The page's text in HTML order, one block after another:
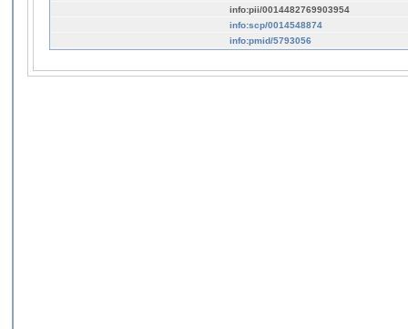
info:pii/0014482769903954
info:scp/0014548874
info:pmid/5793056